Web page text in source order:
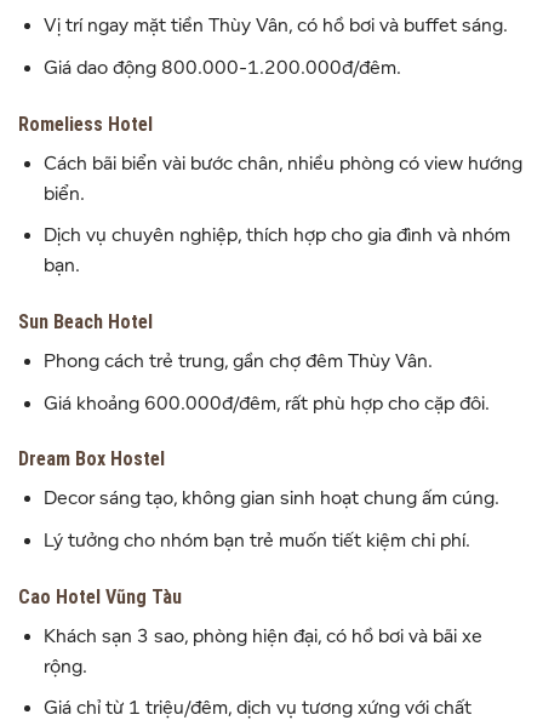
Vị trí ngay mặt tiền Thùy Vân, có hồ bơi và buffet sáng.
Giá dao động 800.000-1.200.000đ/đêm.
Romeliess Hotel
Cách bãi biển vài bước chân, nhiều phòng có view hướng
biển.
Dịch vụ chuyên nghiệp, thích hợp cho gia đình và nhóm
bạn.
Sun Beach Hotel
Phong cách trẻ trung, gần chợ đêm Thùy Vân.
Giá khoảng 600.000đ/đêm, rất phù hợp cho cặp đôi.
Dream Box Hostel
Decor sáng tạo, không gian sinh hoạt chung ấm cúng.
Lý tưởng cho nhóm bạn trẻ muốn tiết kiệm chi phí.
Cao Hotel Vũng Tàu
Khách sạn 3 sao, phòng hiện đại, có hồ bơi và bãi xe
rộng.
Giá chỉ từ 1 triệu/đêm, dịch vụ tương xứng với chất